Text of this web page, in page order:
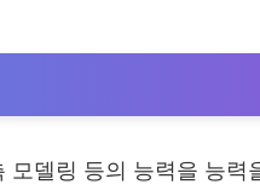
델링 등의 능력을 능력